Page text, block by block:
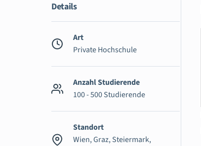
Details
Art
Private Hochschule
Anzahl Studierende
100 - 500 Studierende
Standort
Wien, Graz, Steiermark,